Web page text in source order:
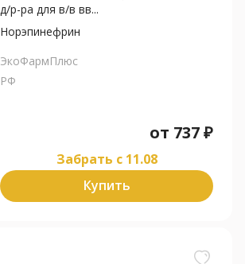
д/р-ра для в/в вв...
Норэпинефрин
ЭкоФармПлюс
РФ
от 737₽
Забрать c 11.08
Купить